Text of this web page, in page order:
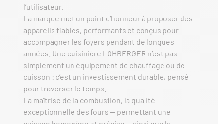
l’utilisateur.
La marque met un point d’honneur à proposer des
appareils fiables, performants et conçus pour
accompagner les foyers pendant de longues
années. Une cuisinière LOHBERGER n’est pas
simplement un équipement de chauffage ou de
cuisson : c’est un investissement durable, pensé
pour traverser le temps.
La maîtrise de la combustion, la qualité
exceptionnelle des fours — permettant une